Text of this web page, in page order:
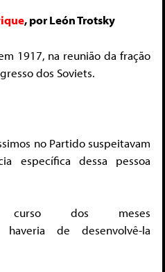
, por León Trotsky
1917, na reunião da fração
dos Soviets.
no Partido suspeitavam
específica dessa pessoa
dos meses
haveria de desenvolvê-la